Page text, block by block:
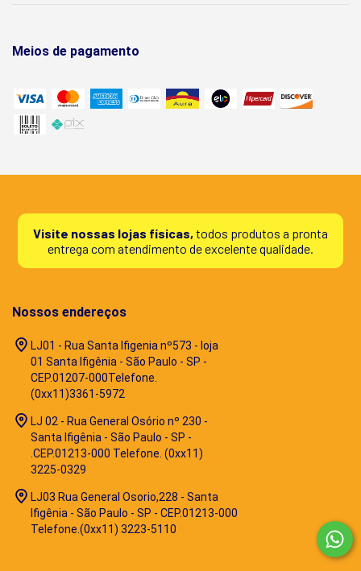
Meios de pagamento
Visite nossas lojas físicas, todos produtos a pronta
entrega com atendimento de excelente qualidade.
Nossos endereços
LJ01 - Rua Santa Ifigenia nº573 - loja
01 Santa Ifigênia - São Paulo - SP -
CEP.01207-000Telefone.
(0xx11)3361-5972
LJ 02 - Rua General Osório nº 230 -
Santa Ifigênia - São Paulo - SP -
.CEP.01213-000 Telefone. (0xx11)
3225-0329
LJ03 Rua General Osorio,228 - Santa
Ifigênia - São Paulo - SP - CEP.01213-000
Telefone.(0xx11) 3223-5110